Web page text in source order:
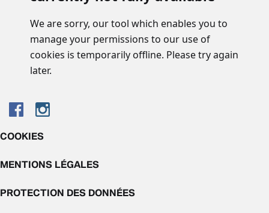
COOKIES
MENTIONS LÉGALES
PROTECTION DES DONNÉES